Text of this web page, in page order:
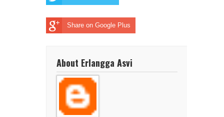
Share on Google Plus
About Erlangga Asvi